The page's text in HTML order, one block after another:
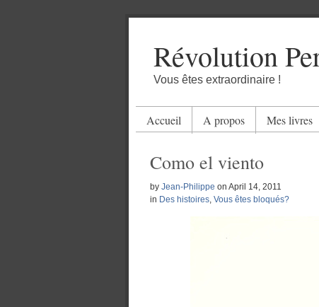
Révolution
Vous êtes extraordinaire !
Accueil A propos Mes livres
Como el viento
by Jean-Philippe on April 14, 2011
in Des histoires, Vous êtes bloqués?